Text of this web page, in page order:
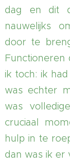
dag en dit
nauwelijks
door te
Functioneren
ik toch: ik
was echter
was
cruciaal
hulp in te
dan was ik er